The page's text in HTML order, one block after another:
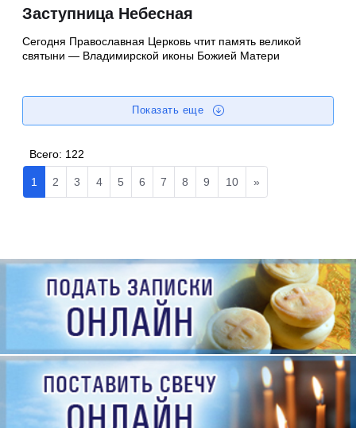
Заступница Небесная
Сегодня Православная Церковь чтит память великой
святыни — Владимирской иконы Божией Матери
Показать еще
Всего: 122
1 2 3 4 5 6 7 8 9 10 »